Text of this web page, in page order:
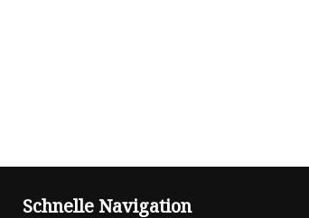
Schnelle Navigation